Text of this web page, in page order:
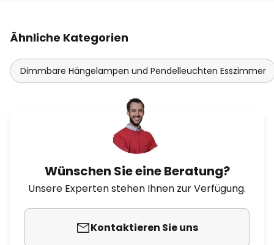
Ähnliche Kategorien
Dimmbare Hängelampen und Pendelleuchten Esszimmer
Wünschen Sie eine Beratung?
Unsere Experten stehen Ihnen zur Verfügung.
Kontaktieren Sie uns